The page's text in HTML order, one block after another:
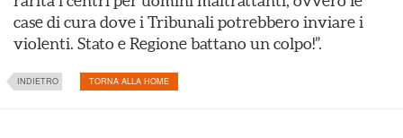
case di cura dove i Tribunali potrebbero inviare i
violenti. Stato e Regione battano un colpo!”.
INDIETRO TORNA ALLA HOME